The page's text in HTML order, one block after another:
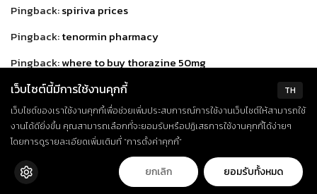
Pingback:spiriva prices
Pingback:tenormin pharmacy
Pingback:where to buy thorazine 50mg
Pingback:toprol uk
Pingback:tricor prices
Pingback:valtrex nz
Pingback:
vantin over the counter
TH
เว็บไซต์นี้มีการใช้งานคุกกี้
เว็บไซต์ของเราใช้งานคุกกี้เพื่อช่วยเพิ่มประสบการณ์การใช้งานเว็บไซต์ให้สามารถใช้
งานได้ดียิ่งขึ้น คุณสามารถเลือกที่จะยอมรับหรือปฏิเสธการใช้งานคุกกี้ได้ง่ายๆ
โดยการดูรายละเอียดเพิ่มเติมที่ “การตั้งค่าคุกกี้”
ยกเลิก ยอมรับทั้งหมด